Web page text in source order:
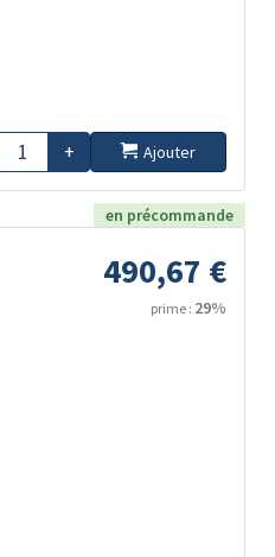
+ Ajouter
en précommande
490,67 €
prime : 29%